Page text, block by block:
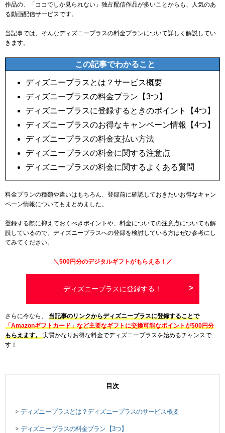
作品の、「ココでしか見られない」独占配信作品が多いことからも、人気のあ
る動画配信サービスです。
当記事では、そんなディズニープラスの料金プランについて詳しく解説してい
きます。
この記事でわかること
ディズニープラスとは？サービス概要
ディズニープラスの料金プラン【3つ】
ディズニープラスに登録するときのポイント【4つ】
ディズニープラスのお得なキャンペーン情報【4つ】
ディズニープラスの料金支払い方法
ディズニープラスの料金に関する注意点
ディズニープラスの料金に関するよくある質問
料金プランの種類や違いはもちろん、登録前に確認しておきたいお得なキャン
ペーン情報についてもまとめました。
登録する際に抑えておくべきポイントや、料金についての注意点についても解
説しているので、ディズニープラスへの登録を検討している方はぜひ参考にし
てみてください。
＼500円分のデジタルギフトがもらえる！／
ディズニープラスに登録する！
さらに今なら、 当記事のリンクからディズニープラスに登録することで
「Amazonギフトカード」など主要なギフトに交換可能なポイントが500円分
もらえます。 実質かなりお得な料金でディズニープラスを始めるチャンスで
す！
目次
> ディズニープラスとは？ディズニープラスのサービス概要
> ディズニープラスの料金プラン【3つ】